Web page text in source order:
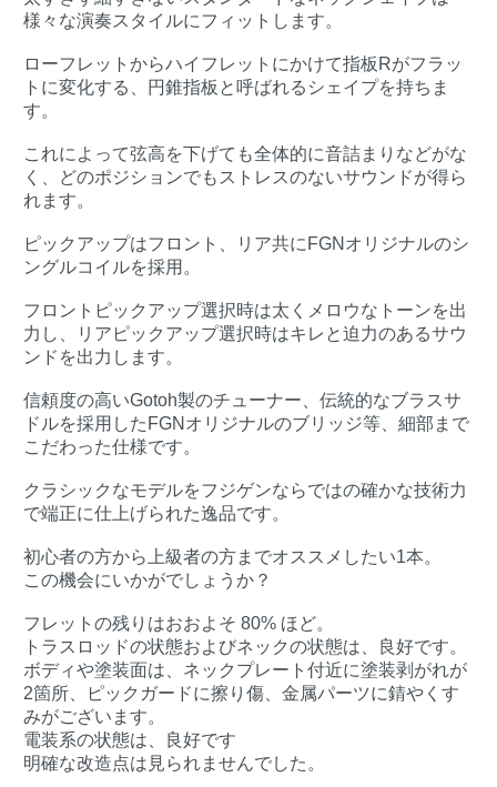
様々な演奏スタイルにフィットします。
ローフレットからハイフレットにかけて指板Rがフラッ
トに変化する、円錐指板と呼ばれるシェイプを持ちま
す。
これによって弦高を下げても全体的に音詰まりなどがな
く、どのポジションでもストレスのないサウンドが得ら
れます。
ピックアップはフロント、リア共にFGNオリジナルのシ
ングルコイルを採用。
フロントピックアップ選択時は太くメロウなトーンを出
力し、リアピックアップ選択時はキレと迫力のあるサウ
ンドを出力します。
信頼度の高いGotoh製のチューナー、伝統的なブラスサ
ドルを採用したFGNオリジナルのブリッジ等、細部まで
こだわった仕様です。
クラシックなモデルをフジゲンならではの確かな技術力
で端正に仕上げられた逸品です。
初心者の方から上級者の方までオススメしたい1本。
この機会にいかがでしょうか？
フレットの残りはおおよそ 80% ほど。
トラスロッドの状態およびネックの状態は、良好です。
ボディや塗装面は、ネックプレート付近に塗装剥がれが
2箇所、ピックガードに擦り傷、金属パーツに錆やくす
みがございます。
電装系の状態は、良好です
明確な改造点は見られませんでした。